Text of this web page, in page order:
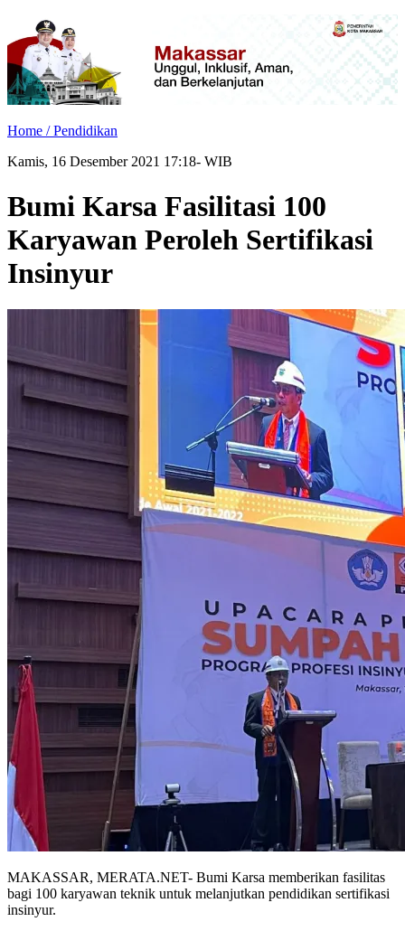
Home /Pendidikan
Kamis, 16 Desember 2021 17:18- WIB
Bumi Karsa Fasilitasi 100
Karyawan Peroleh Sertifikasi
Insinyur
MAKASSAR, MERATA.NET- Bumi Karsa memberikan fasilitas
bagi 100 karyawan teknik untuk melanjutkan pendidikan sertifikasi
insinyur.